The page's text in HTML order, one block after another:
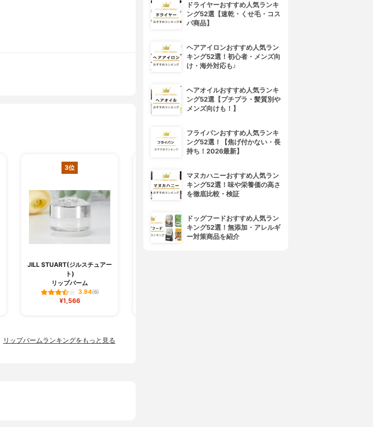
3位
JILL STUART(ジルスチュアー
ト)
リップバーム
3.94(6)
¥1,566
リップバームランキングをもっと見る
ドライヤーおすすめ人気ランキ
ング52選【速乾・くせ毛・コス
パ商品】
ヘアアイロンおすすめ人気ラン
キング52選！初心者・メンズ向
け・海外対応も♪
ヘアオイルおすすめ人気ランキ
ング52選【プチプラ・髪質別や
メンズ向けも！】
フライパンおすすめ人気ランキ
ング52選！【焦げ付かない・長
持ち！2026最新】
マヌカハニーおすすめ人気ラン
キング52選！味や栄養価の高さ
を徹底比較・検証
ドッグフードおすすめ人気ラン
キング52選！無添加・アレルギ
ー対策商品を紹介